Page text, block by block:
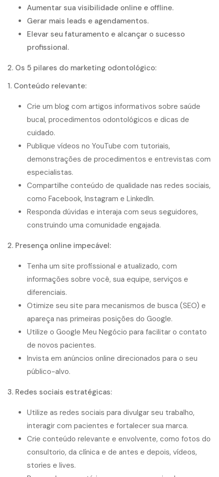
Aumentar sua visibilidade online e offline.
Gerar mais leads e agendamentos.
Elevar seu faturamento e alcançar o sucesso
profissional.
2. Os 5 pilares do marketing odontológico:
1. Conteúdo relevante:
Crie um blog com artigos informativos sobre saúde
bucal, procedimentos odontológicos e dicas de
cuidado.
Publique vídeos no YouTube com tutoriais,
demonstrações de procedimentos e entrevistas com
especialistas.
Compartilhe conteúdo de qualidade nas redes sociais,
como Facebook, Instagram e LinkedIn.
Responda dúvidas e interaja com seus seguidores,
construindo uma comunidade engajada.
2. Presença online impecável:
Tenha um site profissional e atualizado, com
informações sobre você, sua equipe, serviços e
diferenciais.
Otimize seu site para mecanismos de busca (SEO) e
apareça nas primeiras posições do Google.
Utilize o Google Meu Negócio para facilitar o contato
de novos pacientes.
Invista em anúncios online direcionados para o seu
público-alvo.
3. Redes sociais estratégicas:
Utilize as redes sociais para divulgar seu trabalho,
interagir com pacientes e fortalecer sua marca.
Crie conteúdo relevante e envolvente, como fotos do
consultorio, da clínica e de antes e depois, vídeos,
stories e lives.